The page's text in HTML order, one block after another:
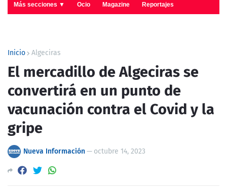
Más secciones ▼ Ocio Magazine Reportajes
Inicio Algeciras
El mercadillo de Algeciras se
convertirá en un punto de
vacunación contra el Covid y la
gripe
Nueva Información— octubre 14, 2023